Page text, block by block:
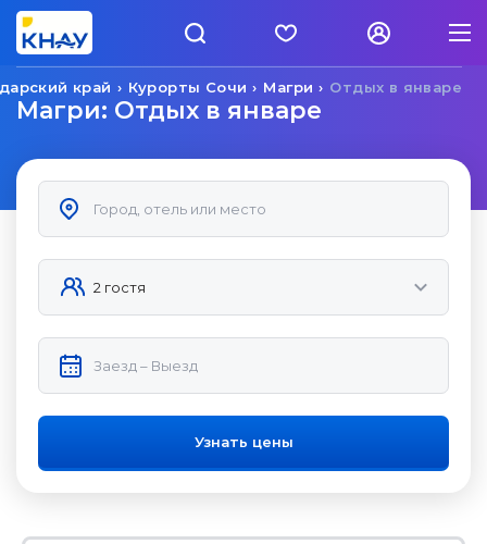
Отдых в январе
Магри
Курорты Сочи
край
Магри: Отдых в январе
Узнать цены